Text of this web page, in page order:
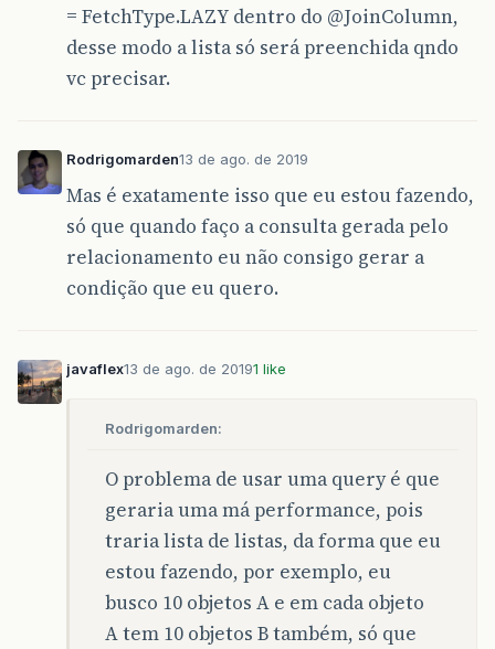
= FetchType.LAZY dentro do @JoinColumn,
desse modo a lista só será preenchida qndo
vc precisar.
Rodrigomarden13 de ago. de 2019
Mas é exatamente isso que eu estou fazendo,
só que quando faço a consulta gerada pelo
relacionamento eu não consigo gerar a
condição que eu quero.
javaflex13 de ago. de 20191 like
Rodrigomarden:
O problema de usar uma query é que
geraria uma má performance, pois
traria lista de listas, da forma que eu
estou fazendo, por exemplo, eu
busco 10 objetos A e em cada objeto
A tem 10 objetos B também, só que